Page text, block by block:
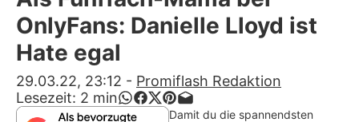
Alle Themen auf Promiflash
App runterladen
Team
OnlyFans: Danielle Lloyd ist
Hate egal
29.03.22, 23:12 - Promiflash Redaktion
Lesezeit: 2 min
Damit du die spannendsten